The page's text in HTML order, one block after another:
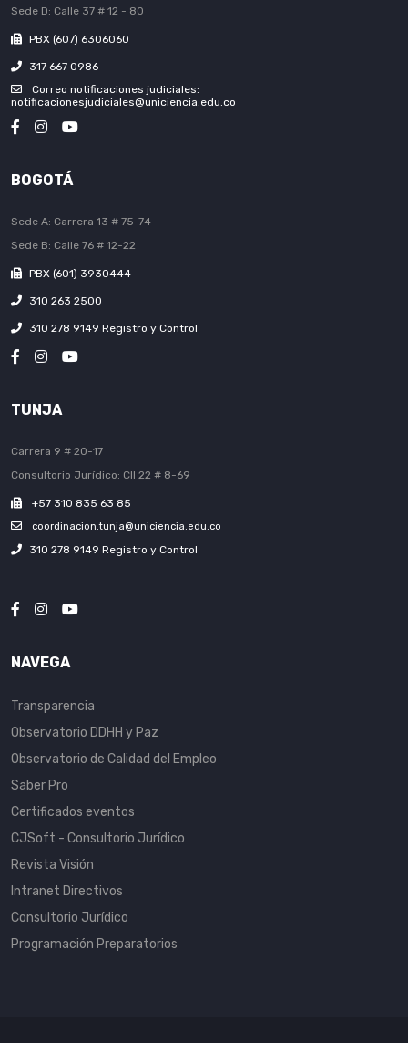
Sede D: Calle 37 # 12 - 80
PBX (607) 6306060
317 667 0986
Correo notificaciones judiciales:
notificacionesjudiciales@uniciencia.edu.co
BOGOTÁ
Sede A: Carrera 13 # 75-74
Sede B: Calle 76 # 12-22
PBX (601) 3930444
310 263 2500
310 278 9149 Registro y Control
TUNJA
Carrera 9 # 20-17
Consultorio Jurídico: Cll 22 # 8-69
+57 310 835 63 85
coordinacion.tunja@uniciencia.edu.co
310 278 9149 Registro y Control
NAVEGA
Transparencia
Observatorio DDHH y Paz
Observatorio de Calidad del Empleo
Saber Pro
Certificados eventos
CJSoft - Consultorio Jurídico
Revista Visión
Intranet Directivos
Consultorio Jurídico
Programación Preparatorios